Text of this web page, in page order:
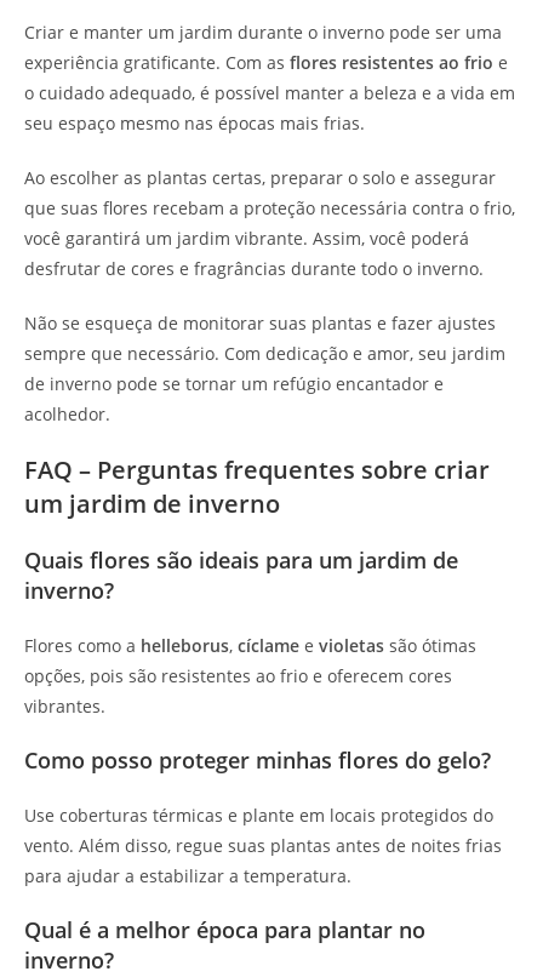
Criar e manter um jardim durante o inverno pode ser uma
experiência gratificante. Com as flores resistentes ao frio e
o cuidado adequado, é possível manter a beleza e a vida em
seu espaço mesmo nas épocas mais frias.
Ao escolher as plantas certas, preparar o solo e assegurar
que suas flores recebam a proteção necessária contra o frio,
você garantirá um jardim vibrante. Assim, você poderá
desfrutar de cores e fragrâncias durante todo o inverno.
Não se esqueça de monitorar suas plantas e fazer ajustes
sempre que necessário. Com dedicação e amor, seu jardim
de inverno pode se tornar um refúgio encantador e
acolhedor.
FAQ – Perguntas frequentes sobre criar
um jardim de inverno
Quais flores são ideais para um jardim de
inverno?
Flores como a helleborus, cíclame e violetas são ótimas
opções, pois são resistentes ao frio e oferecem cores
vibrantes.
Como posso proteger minhas flores do gelo?
Use coberturas térmicas e plante em locais protegidos do
vento. Além disso, regue suas plantas antes de noites frias
para ajudar a estabilizar a temperatura.
Qual é a melhor época para plantar no
inverno?